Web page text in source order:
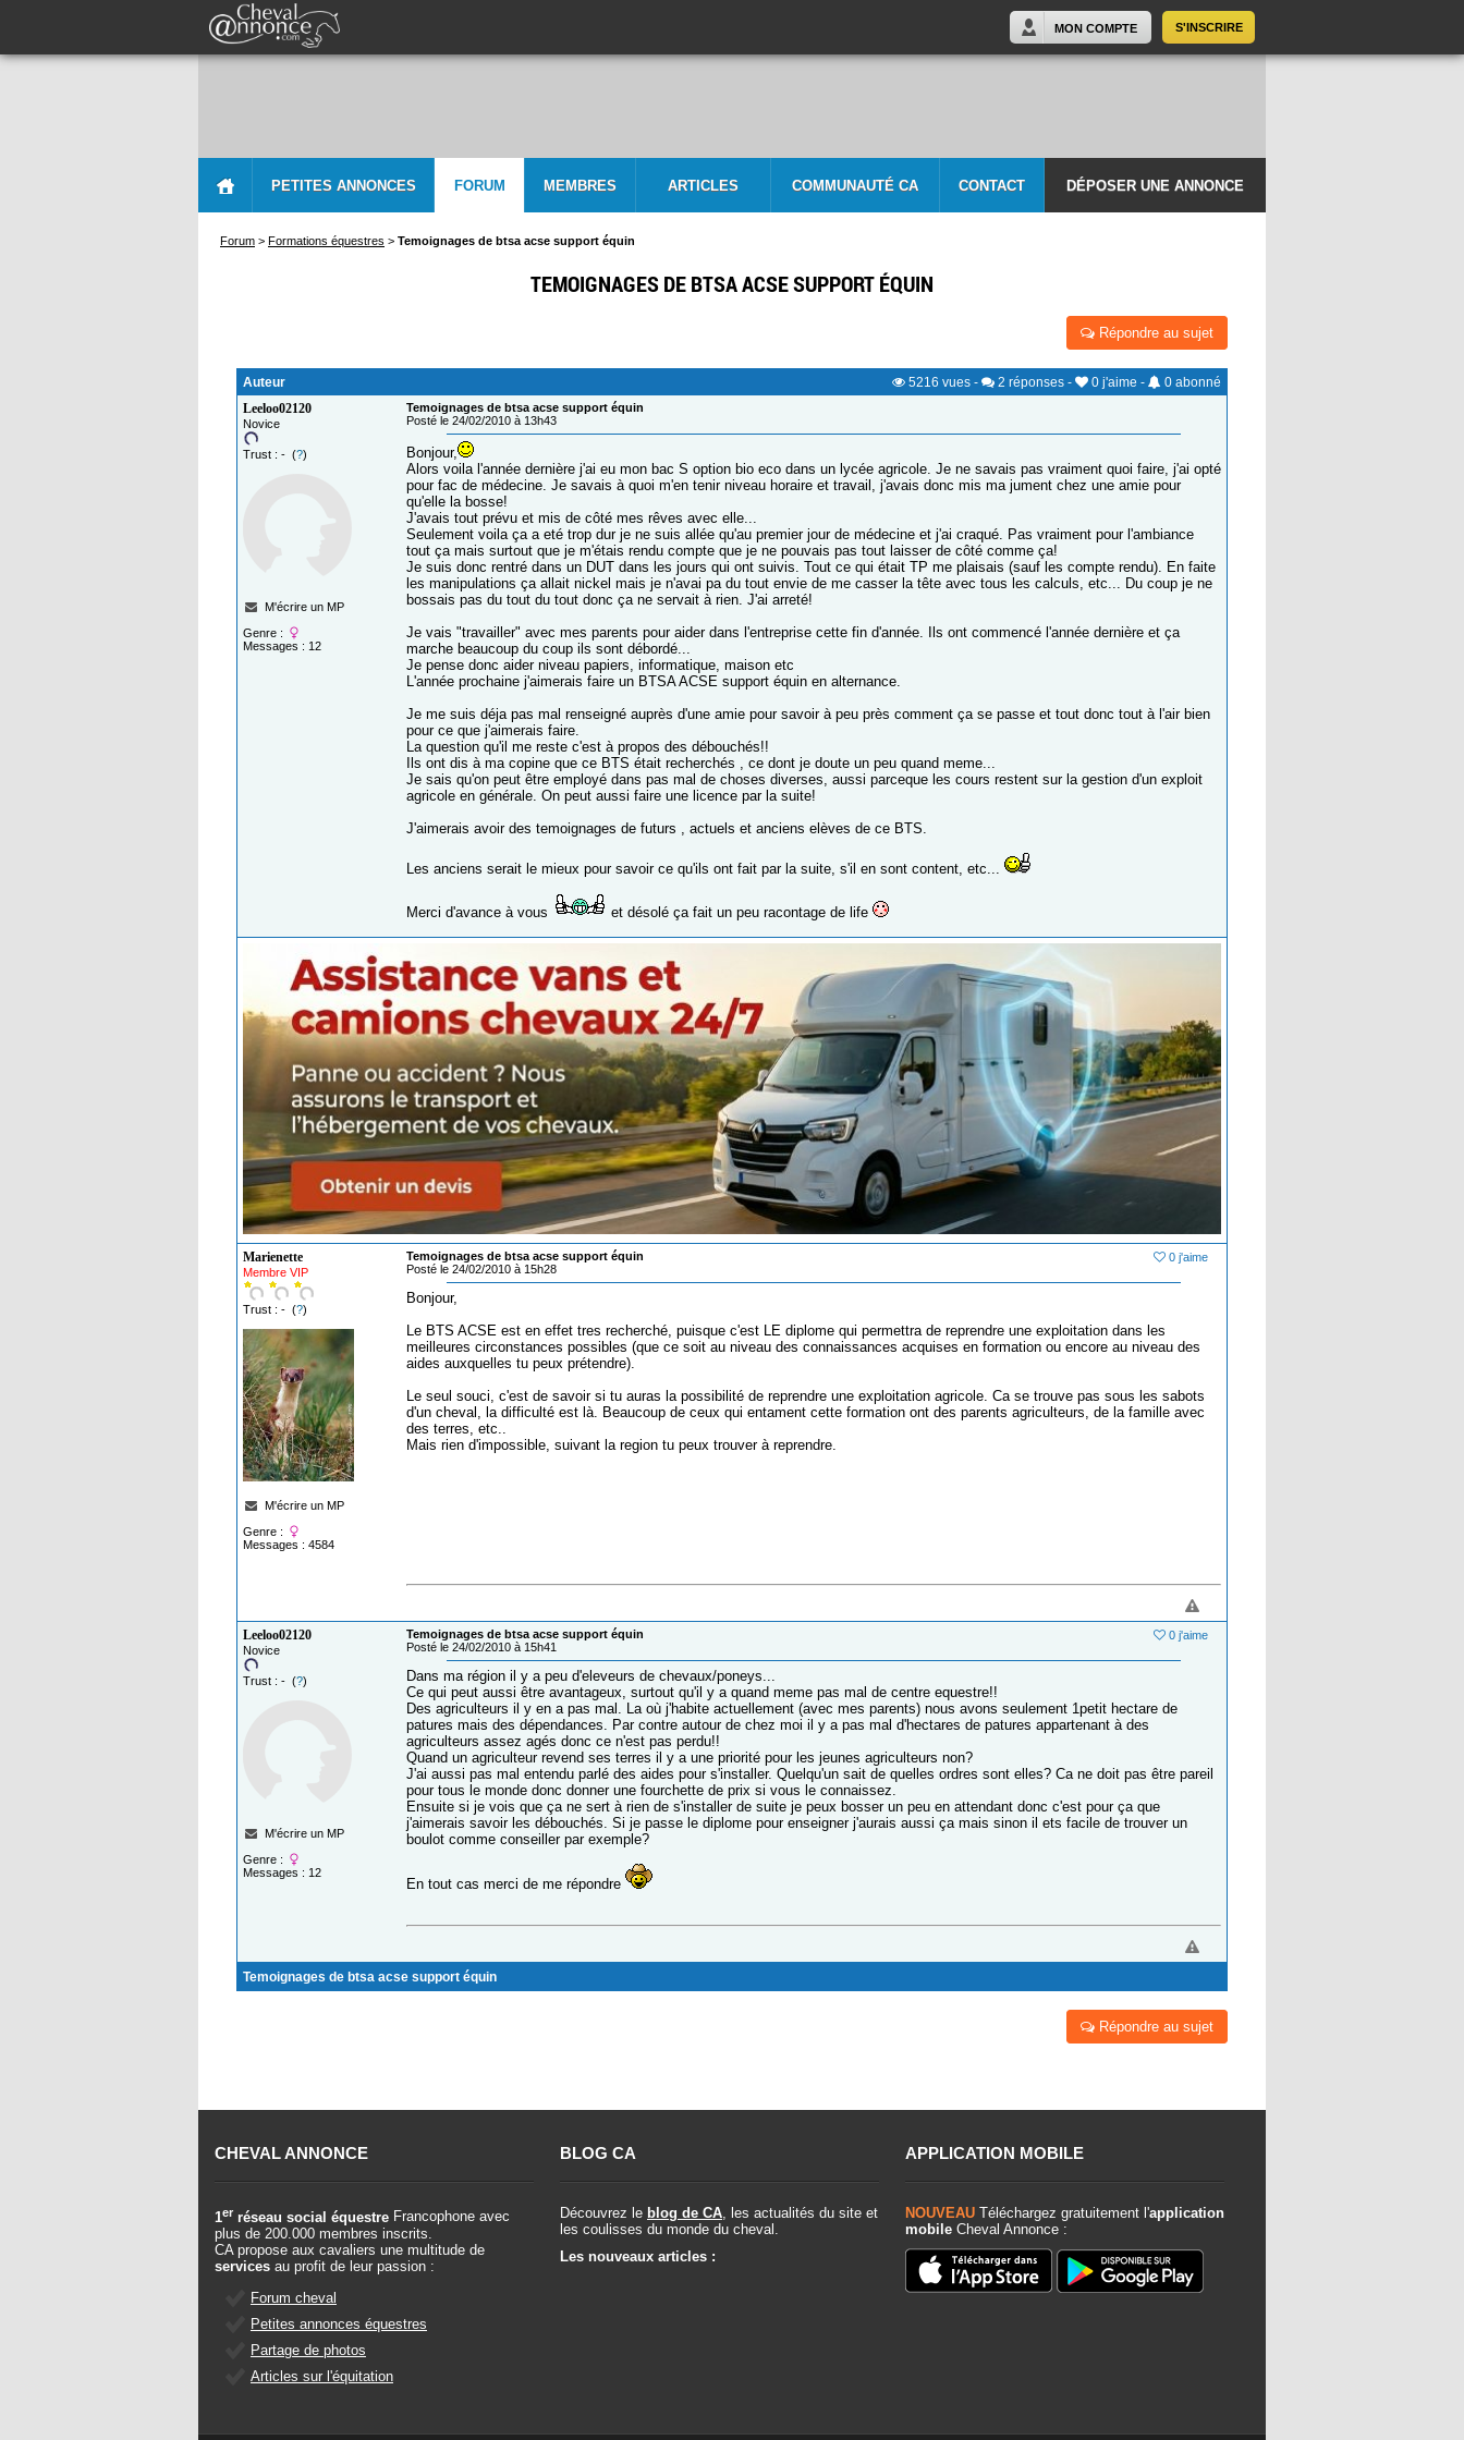
S'INSCRIRE
MON COMPTE
PETITES ANNONCES FORUM MEMBRES ARTICLES COMMUNAUTÉ CA CONTACT DÉPOSER UNE ANNONCE
Forum > Formations équestres > Temoignages de btsa acse support équin
TEMOIGNAGES DE BTSA ACSE SUPPORT ÉQUIN
Répondre au sujet
Auteur 5216 vues - 2 réponses - 0 j'aime - 0 abonné
Leeloo02120
Novice
Trust : - (?)
M'écrire un MP
Genre :
Messages : 12
Temoignages de btsa acse support équin
Posté le 24/02/2010 à 13h43
Bonjour,
Alors voila l'année dernière j'ai eu mon bac S option bio eco dans un lycée agricole. Je ne savais pas vraiment quoi faire, j'ai opté
pour fac de médecine. Je savais à quoi m'en tenir niveau horaire et travail, j'avais donc mis ma jument chez une amie pour
qu'elle la bosse!
J'avais tout prévu et mis de côté mes rêves avec elle...
Seulement voila ça a eté trop dur je ne suis allée qu'au premier jour de médecine et j'ai craqué. Pas vraiment pour l'ambiance
tout ça mais surtout que je m'étais rendu compte que je ne pouvais pas tout laisser de côté comme ça!
Je suis donc rentré dans un DUT dans les jours qui ont suivis. Tout ce qui était TP me plaisais (sauf les compte rendu). En faite
les manipulations ça allait nickel mais je n'avai pa du tout envie de me casser la tête avec tous les calculs, etc... Du coup je ne
bossais pas du tout du tout donc ça ne servait à rien. J'ai arreté!
Je vais "travailler" avec mes parents pour aider dans l'entreprise cette fin d'année. Ils ont commencé l'année dernière et ça
marche beaucoup du coup ils sont débordé...
Je pense donc aider niveau papiers, informatique, maison etc
L'année prochaine j'aimerais faire un BTSA ACSE support équin en alternance.
Je me suis déja pas mal renseigné auprès d'une amie pour savoir à peu près comment ça se passe et tout donc tout à l'air bien
pour ce que j'aimerais faire.
La question qu'il me reste c'est à propos des débouchés!!
Ils ont dis à ma copine que ce BTS était recherchés , ce dont je doute un peu quand meme...
Je sais qu'on peut être employé dans pas mal de choses diverses, aussi parceque les cours restent sur la gestion d'un exploit
agricole en générale. On peut aussi faire une licence par la suite!
J'aimerais avoir des temoignages de futurs , actuels et anciens elèves de ce BTS.
Les anciens serait le mieux pour savoir ce qu'ils ont fait par la suite, s'il en sont content, etc...
Merci d'avance à vous et désolé ça fait un peu racontage de life
Marienette
Membre VIP
Trust : - (?)
M'écrire un MP
Genre :
Messages : 4584
0 j'aime
Temoignages de btsa acse support équin
Posté le 24/02/2010 à 15h28
Bonjour,
Le BTS ACSE est en effet tres recherché, puisque c'est LE diplome qui permettra de reprendre une exploitation dans les
meilleures circonstances possibles (que ce soit au niveau des connaissances acquises en formation ou encore au niveau des
aides auxquelles tu peux prétendre).
Le seul souci, c'est de savoir si tu auras la possibilité de reprendre une exploitation agricole. Ca se trouve pas sous les sabots
d'un cheval, la difficulté est là. Beaucoup de ceux qui entament cette formation ont des parents agriculteurs, de la famille avec
des terres, etc..
Mais rien d'impossible, suivant la region tu peux trouver à reprendre.
Leeloo02120
Novice
Trust : - (?)
M'écrire un MP
Genre :
Messages : 12
0 j'aime
Temoignages de btsa acse support équin
Posté le 24/02/2010 à 15h41
Dans ma région il y a peu d'eleveurs de chevaux/poneys...
Ce qui peut aussi être avantageux, surtout qu'il y a quand meme pas mal de centre equestre!!
Des agriculteurs il y en a pas mal. La où j'habite actuellement (avec mes parents) nous avons seulement 1petit hectare de
patures mais des dépendances. Par contre autour de chez moi il y a pas mal d'hectares de patures appartenant à des
agriculteurs assez agés donc ce n'est pas perdu!!
Quand un agriculteur revend ses terres il y a une priorité pour les jeunes agriculteurs non?
J'ai aussi pas mal entendu parlé des aides pour s'installer. Quelqu'un sait de quelles ordres sont elles? Ca ne doit pas être pareil
pour tous le monde donc donner une fourchette de prix si vous le connaissez.
Ensuite si je vois que ça ne sert à rien de s'installer de suite je peux bosser un peu en attendant donc c'est pour ça que
j'aimerais savoir les débouchés. Si je passe le diplome pour enseigner j'aurais aussi ça mais sinon il ets facile de trouver un
boulot comme conseiller par exemple?
En tout cas merci de me répondre
Temoignages de btsa acse support équin
Répondre au sujet
CHEVAL ANNONCE
1er réseau social équestre Francophone avec
plus de 200.000 membres inscrits.
CA propose aux cavaliers une multitude de
services au profit de leur passion :
Forum cheval
Petites annonces équestres
Partage de photos
Articles sur l'équitation
BLOG CA
Découvrez le blog de CA, les actualités du site et
les coulisses du monde du cheval.
Les nouveaux articles :
APPLICATION MOBILE
NOUVEAU Téléchargez gratuitement l'application
mobile Cheval Annonce :